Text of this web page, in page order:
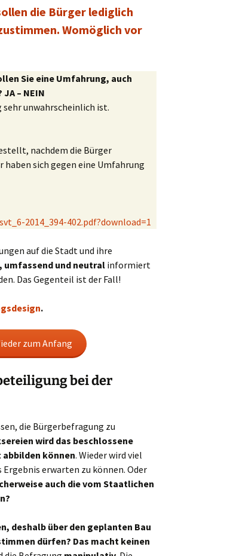
die Bürger lediglich
Womöglich vor
Sie eine Umfahrung, auch
– NEIN
unwahrscheinlich ist.
nachdem die Bürger
sich gegen eine Umfahrung
2014_394-402.pdf?download=1
auf die Stadt und ihre
umfassend und neutral informiert
Das Gegenteil ist der Fall!
.
zum Anfang
bei der
die Bürgerbefragung zu
wird das beschlossene
können. Wieder wird viel
erwarten zu können. Oder
auch die vom Staatlichen
deshalb über den geplanten Bau
dürfen? Das macht keinen